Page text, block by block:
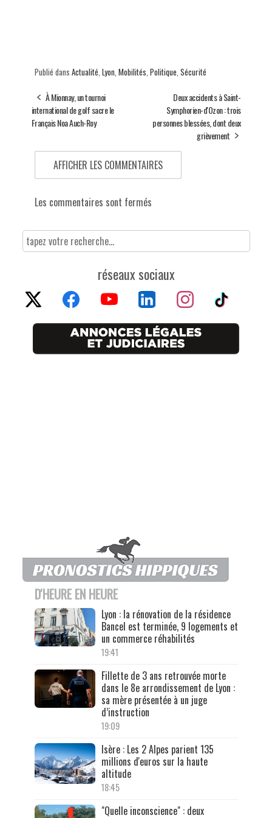
Publié dans Actualité, Lyon, Mobilités, Politique, Sécurité
À Mionnay, un tournoi
international de golf sacre le
Français Noa Auch-Roy
Deux accidents à Saint-
Symphorien-d'Ozon : trois
personnes blessées, dont deux
grièvement
AFFICHER LES COMMENTAIRES
Les commentaires sont fermés
réseaux sociaux
D'HEURE EN HEURE
Lyon : la rénovation de la résidence
Bancel est terminée, 9 logements et
un commerce réhabilités
19:41
Fillette de 3 ans retrouvée morte
dans le 8e arrondissement de Lyon :
sa mère présentée à un juge
d’instruction
19:09
Isère : Les 2 Alpes parient 135
millions d'euros sur la haute
altitude
18:45
"Quelle inconscience" : deux